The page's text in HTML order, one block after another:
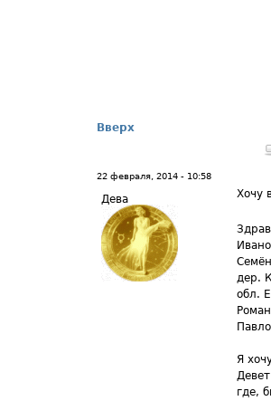
Вверх
22 февраля, 2014 - 10:58
Дева Хочу
дер.
обл.
Я
где,